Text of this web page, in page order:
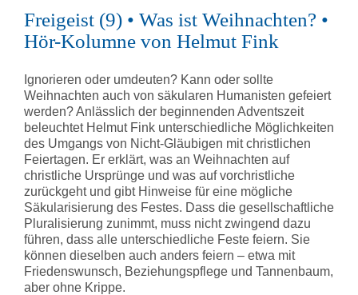
Freigeist (9) • Was ist Weihnachten? •
Hör-Kolumne von Helmut Fink
Ignorieren oder umdeuten? Kann oder sollte
Weihnachten auch von säkularen Humanisten gefeiert
werden? Anlässlich der beginnenden Adventszeit
beleuchtet Helmut Fink unterschiedliche Möglichkeiten
des Umgangs von Nicht-Gläubigen mit christlichen
Feiertagen. Er erklärt, was an Weihnachten auf
christliche Ursprünge und was auf vorchristliche
zurückgeht und gibt Hinweise für eine mögliche
Säkularisierung des Festes. Dass die gesellschaftliche
Pluralisierung zunimmt, muss nicht zwingend dazu
führen, dass alle unterschiedliche Feste feiern. Sie
können dieselben auch anders feiern – etwa mit
Friedenswunsch, Beziehungspflege und Tannenbaum,
aber ohne Krippe.